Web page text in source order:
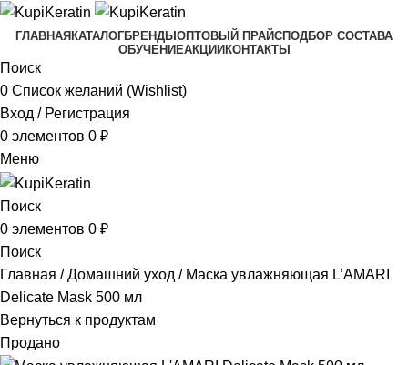
ГЛАВНАЯ КАТАЛОГБРЕНДЫ ОПТОВЫЙ ПРАЙСПОДБОР СОСТАВА
ОБУЧЕНИЕАКЦИИ КОНТАКТЫ
Поиск
0 Список желаний (Wishlist)
Вход / Регистрация
0 элементов 0 ₽
Меню
Поиск
0 элементов 0 ₽
Поиск
Главная
Домашний уход
Маска увлажняющая L’AMARI
Delicate Mask 500 мл
Вернуться к продуктам
Продано